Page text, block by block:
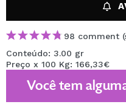
98 comment
Conteúdo: 3.00 gr
Preço x 100 Kg: 166,33€
Você tem